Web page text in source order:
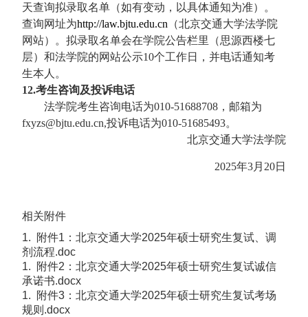
天查询拟录取名单（如有变动，以具体通知为准）。
查询网址为http://law.bjtu.edu.cn （北京交通大学法学院
网站）。拟录取名单会在学院公告栏里（思源西楼七
层）和法学院的网站公示10个工作日，并电话通知考
生本人。
12.考生咨询及投诉电话
法学院考生咨询电话为010-51688708，邮箱为
fxyzs@bjtu.edu.cn,投诉电话为010-51685493。
北京交通大学法学院
2025年3月20日
相关附件
1. 附件1：北京交通大学2025年硕士研究生复试、调
剂流程.doc
1. 附件2：北京交通大学2025年硕士研究生复试诚信
承诺书.docx
1. 附件3：北京交通大学2025年硕士研究生复试考场
规则.docx